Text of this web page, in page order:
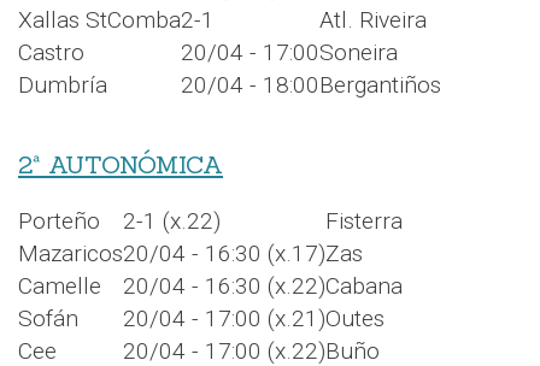
Xallas StComba2-1
Atl. Riveira
Castro
20/04 - 17:00Soneira
Dumbría
20/04 - 18:00Bergantiños
2ª AUTONÓMICA
Porteño 2-1 (x.22)
Fisterra
Mazaricos20/04 - 16:30 (x.17)Zas
Camelle
20/04 - 16:30 (x.22)Cabana
Sofán
20/04 - 17:00 (x.21)Outes
Cee
20/04 - 17:00 (x.22)Buño